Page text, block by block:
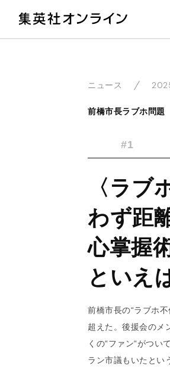
ニュース
前橋市長ラブホ問題
#1
〈ラブ
わず距
心掌握
といえ
前橋市長の“ラブホ
超えた。後援会のメ
くの“ファン“がつい
ラン市議もいたとい